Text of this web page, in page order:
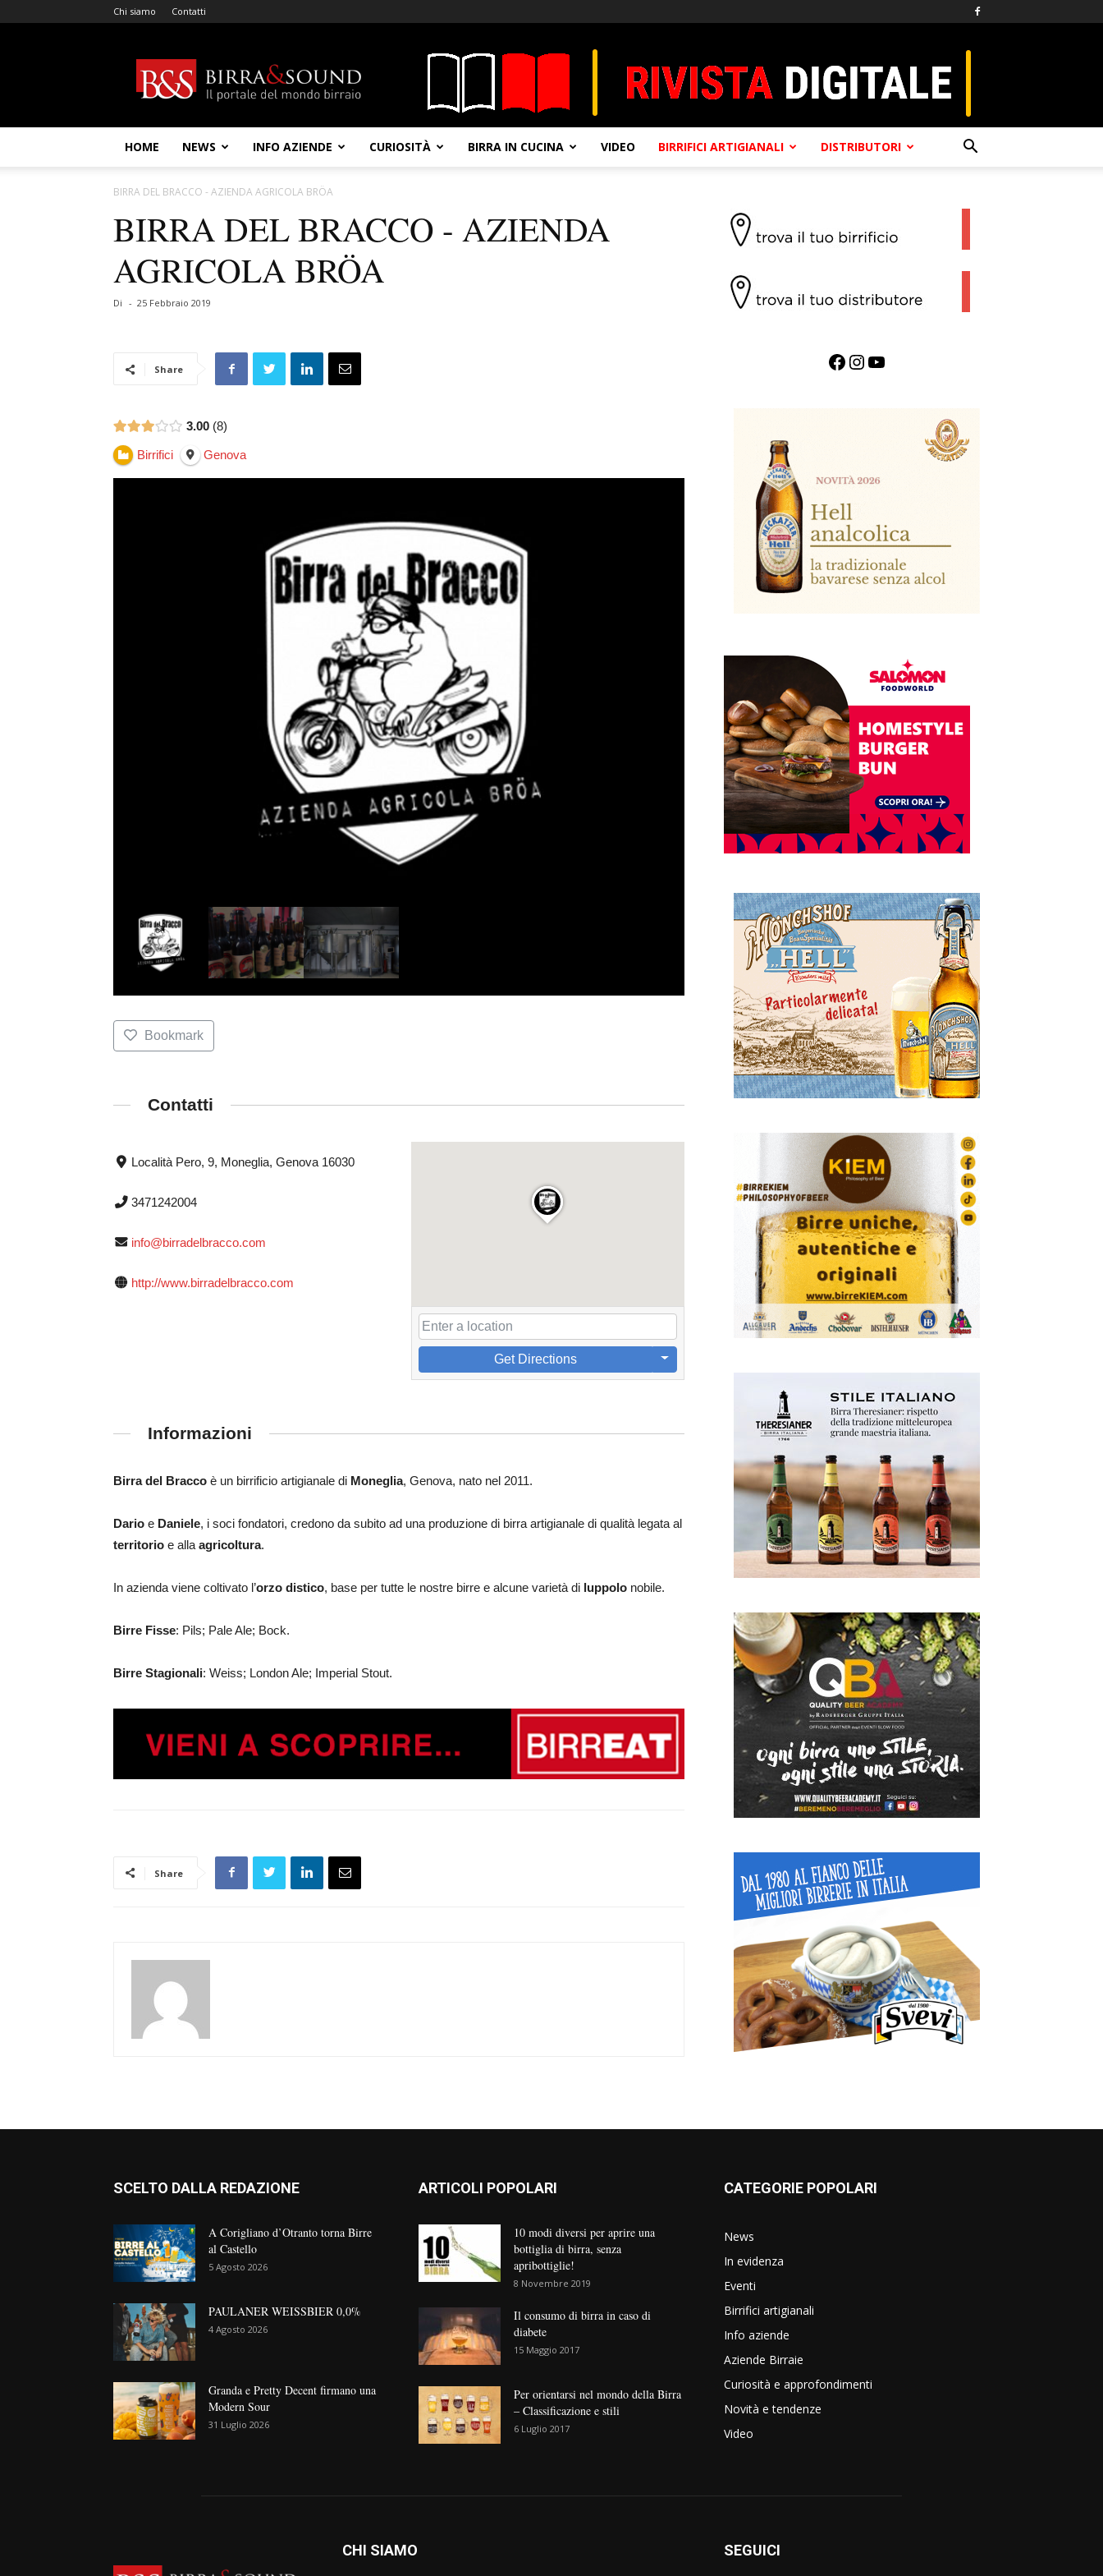
Chi siamo Contatti
&
Sound
HOME NEWS INFO AZIENDE CURIOSITÀ BIRRA IN CUCINA VIDEO BIRRIFICI ARTIGIANALI DISTRIBUTORI
BIRRA DEL BRACCO - AZIENDA AGRICOLA BRÖA
BIRRA DEL BRACCO - AZIENDA
AGRICOLA BRÖA
Di - 25 Febbraio 2019
Share
3.00 8
Birrifici Genova
Bookmark
Contatti
Località Pero, 9, Moneglia, Genova 16030
3471242004
info@birradelbracco.com
http://www.birradelbracco.com
Get Directions
Informazioni
Birra del Bracco è un birrificio artigianale di Moneglia, Genova, nato nel 2011.
Dario e Daniele, i soci fondatori, credono da subito ad una produzione di birra artigianale di qualità legata al
territorio e alla agricoltura.
In azienda viene coltivato l’orzo distico, base per tutte le nostre birre e alcune varietà di luppolo nobile.
Birre Fisse: Pils; Pale Ale; Bock.
Birre Stagionali: Weiss; London Ale; Imperial Stout.
Share
Facebook InstagramYouTube
SCELTO DALLA REDAZIONE
A Corigliano d’Otranto torna Birre
al Castello
5 Agosto 2026
PAULANER WEISSBIER 0,0%
4 Agosto 2026
Granda e Pretty Decent firmano una
Modern Sour
31 Luglio 2026
ARTICOLI POPOLARI
10 modi diversi per aprire una
bottiglia di birra, senza
apribottiglie!
8 Novembre 2019
Il consumo di birra in caso di
diabete
15 Maggio 2017
Per orientarsi nel mondo della Birra
– Classificazione e stili
6 Luglio 2017
CATEGORIE POPOLARI
News
In evidenza
Eventi
Birrifici artigianali
Info aziende
Aziende Birraie
Curiosità e approfondimenti
Novità e tendenze
Video
CHI SIAMO SEGUICI